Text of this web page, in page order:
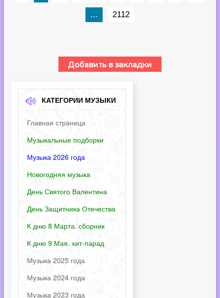
... 2112
КАТЕГОРИИ МУЗЫКИ
Главная страница
Музыкальные подборки
Музыка 2026 года
Новогодняя музыка
День Святого Валентина
День Защитника Отечества
К дню 8 Марта. сборник
К дню 9 Мая. хит-парад
Музыка 2025 года
Музыка 2024 года
Музыка 2023 года